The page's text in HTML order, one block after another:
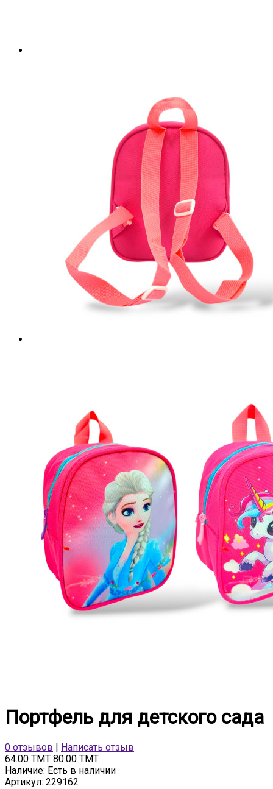
Портфель для детского сада
0 отзывов
Написать отзыв
64.00 TMT 80.00 TMT
Наличие: Есть в наличии
Артикул: 229162